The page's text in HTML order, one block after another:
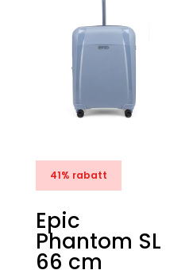
41% rabatt
Epic
Phantom SL
66 cm